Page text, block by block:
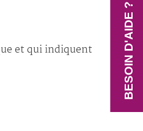
BESOIN D'AIDE ?
et qui indiquent